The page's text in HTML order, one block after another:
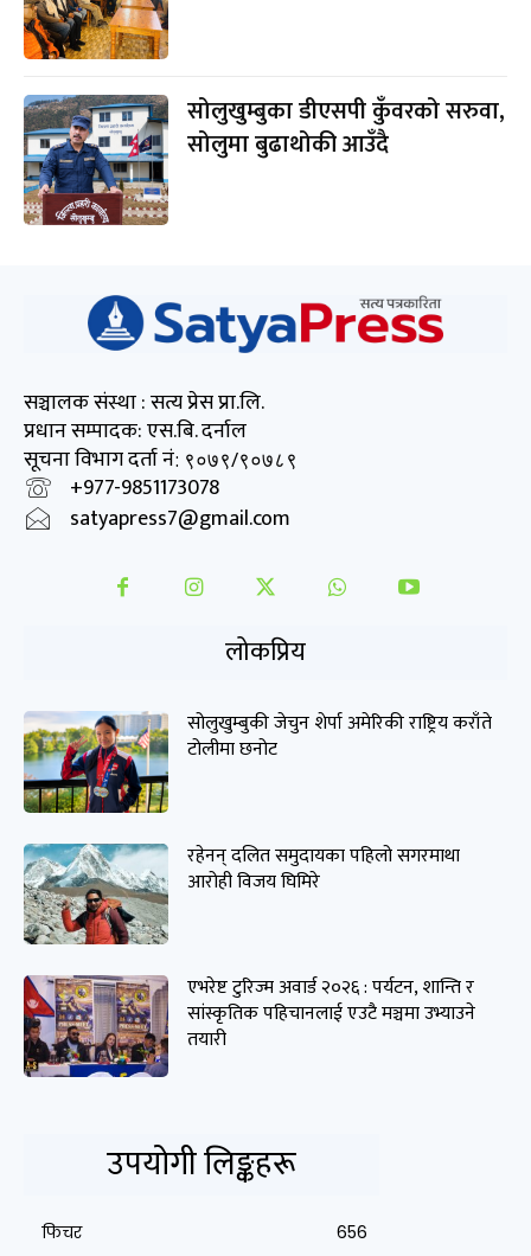
सोलुखुम्बुका डीएसपी कुँवरको सरुवा,
सोलुमा बुढाथोकी आउँदै
सञ्चालक संस्था : सत्य प्रेस प्रा.लि.
प्रधान सम्पादक: एस.बि. दर्नाल
सूचना विभाग दर्ता नं: ९०७९/९०७८९
+977-9851173078
satyapress7@gmail.com
लोकप्रिय
सोलुखुम्बुकी जेचुन शेर्पा अमेरिकी राष्ट्रिय कराँते
टोलीमा छनोट
रहेनन् दलित समुदायका पहिलो सगरमाथा
आरोही विजय घिमिरे
एभरेष्ट टुरिज्म अवार्ड २०२६ : पर्यटन, शान्ति र
सांस्कृतिक पहिचानलाई एउटै मञ्चमा उभ्याउने
तयारी
उपयोगी लिङ्कहरू
फिचर
656